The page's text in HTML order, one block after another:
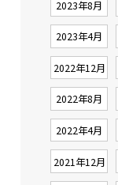
2023年8月
2023年4月
2022年12月
2022年8月
2022年4月
2021年12月